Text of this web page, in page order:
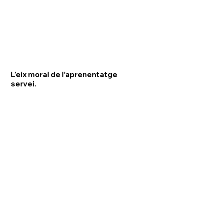
L’eix moral de l’aprenentatge
servei.